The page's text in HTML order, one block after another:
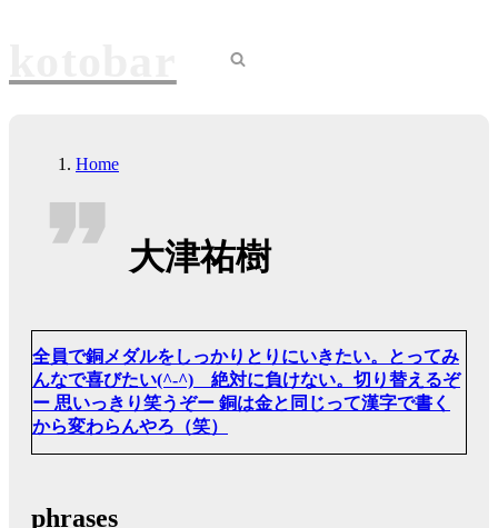
Home
大津祐樹
全員で銅メダルをしっかりとりにいきたい。とってみ
んなで喜びたい(^-^) 絶対に負けない。切り替えるぞ
ー 思いっきり笑うぞー 銅は金と同じって漢字で書く
から変わらんやろ（笑）
phrases